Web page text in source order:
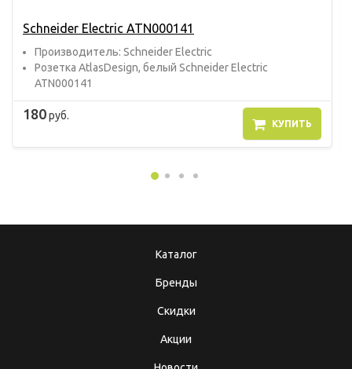
Schneider Electric ATN000141
Прoизвoдитель: Schneider Electric
Розетка AtlasDesign, белый Schneider Electric
ATN000141
180руб.
КУПИТЬ
Каталог
Бренды
Скидки
Акции